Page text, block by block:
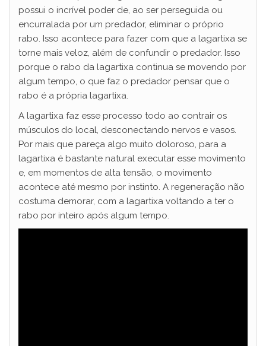
possui o incrível poder de, ao ser perseguida ou
encurralada por um predador, eliminar o próprio
rabo. Isso acontece para fazer com que a lagartixa se
torne mais veloz, além de confundir o predador. Isso
porque o rabo da lagartixa continua se movendo por
algum tempo, o que faz o predador pensar que o
rabo é a própria lagartixa.
A lagartixa faz esse processo todo ao contrair os
músculos do local, desconectando nervos e vasos.
Por mais que pareça algo muito doloroso, para a
lagartixa é bastante natural executar esse movimento
e, em momentos de alta tensão, o movimento
acontece até mesmo por instinto. A regeneração não
costuma demorar, com a lagartixa voltando a ter o
rabo por inteiro após algum tempo.